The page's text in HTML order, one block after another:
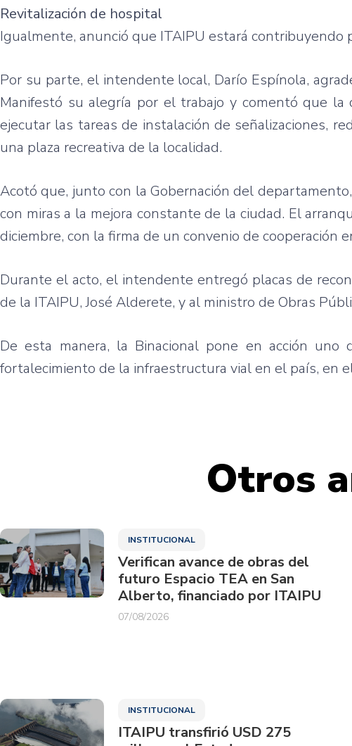
Revitalización de hospital
Igualmente, anunció que ITAIPU estará
Por su parte, el intendente local, Darío Espínola,
Manifestó su alegría por el trabajo y comentó que la
ejecutar las tareas de instalación de señalizaciones,
una plaza recreativa de la localidad.
Acotó que, junto con la Gobernación del
con miras a la mejora constante de la ciudad. El
diciembre, con la firma de un convenio de cooperación
Durante el acto, el intendente entregó placas de
de la ITAIPU, José Alderete, y al ministro de Obras
De esta manera, la Binacional pone en acción
fortalecimiento de la infraestructura vial en el país, en
Otros
INSTITUCIONAL
Verifican avance de obras del
futuro Espacio TEA en San
Alberto, financiado por ITAIPU
07/08/2026
INSTITUCIONAL
ITAIPU transfirió USD 275